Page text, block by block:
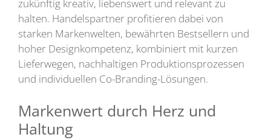
zukünftig kreativ, liebenswert und relevant zu
halten. Handelspartner profitieren dabei von
starken Markenwelten, bewährten Bestsellern und
hoher Designkompetenz, kombiniert mit kurzen
Lieferwegen, nachhaltigen Produktionsprozessen
und individuellen Co-Branding-Lösungen.
Markenwert durch Herz und
Haltung